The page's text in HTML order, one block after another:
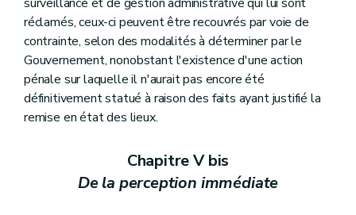
réclamés, ceux-ci peuvent être recouvrés par voie de
contrainte, selon des modalités à déterminer par le
Gouvernement, nonobstant l'existence d'une action
pénale sur laquelle il n'aurait pas encore été
définitivement statué à raison des faits ayant justifié la
remise en état des lieux.
Chapitre V bis
De la perception immédiate